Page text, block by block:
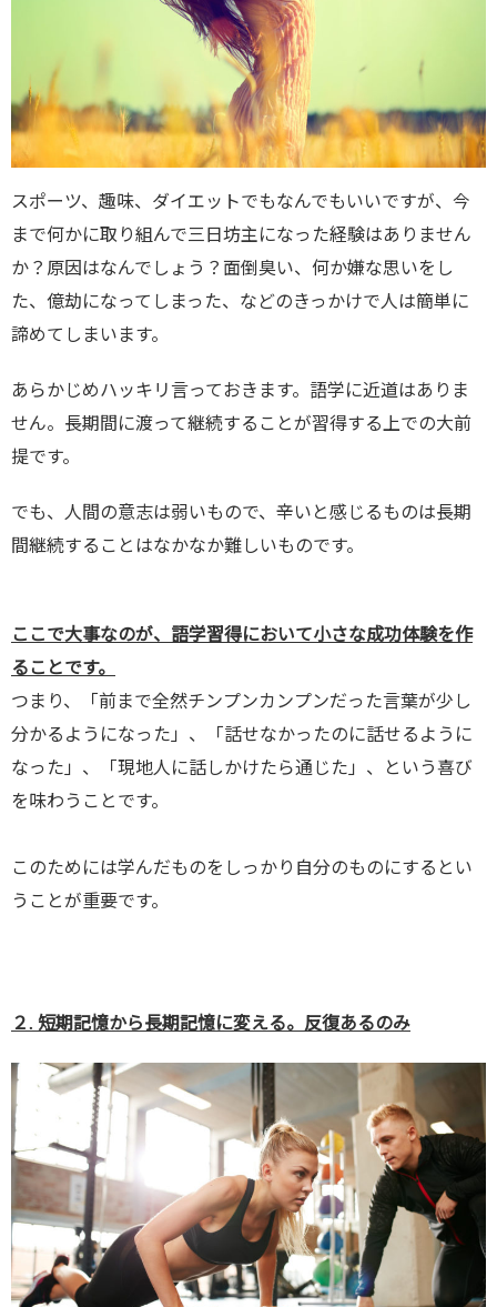
スポーツ、趣味、ダイエットでもなんでもいいですが、今
まで何かに取り組んで三日坊主になった経験はありません
か？原因はなんでしょう？面倒臭い、何か嫌な思いをし
た、億劫になってしまった、などのきっかけで人は簡単に
諦めてしまいます。
あらかじめハッキリ言っておきます。語学に近道はありま
せん。長期間に渡って継続することが習得する上での大前
提です。
でも、人間の意志は弱いもので、辛いと感じるものは長期
間継続することはなかなか難しいものです。
ここで大事なのが、語学習得において小さな成功体験を作
ることです。
つまり、「前まで全然チンプンカンプンだった言葉が少し
分かるようになった」、「話せなかったのに話せるように
なった」、「現地人に話しかけたら通じた」、という喜び
を味わうことです。
このためには学んだものをしっかり自分のものにするとい
うことが重要です。
２. 短期記憶から長期記憶に変える。反復あるのみ